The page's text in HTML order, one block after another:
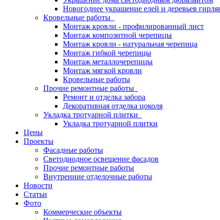
Новогоднее украшение елей и деревьев
Кровельные работы
Монтаж кровли - профилированный лист
Монтаж композитной черепицы
Монтаж кровли - натуральная черепица
Монтаж гибкой черепицы
Монтаж металлочерепицы
Монтаж мягкой кровли
Кровельные работы
Прочие ремонтные работы
Ремонт и отделка забора
Декоративная отделка цоколя
Укладка тротуарной плитки
Укладка тротуарной плитки
Цены
Проекты
Фасадные работы
Светодиодное освещение фасадов
Прочие ремонтные работы
Внутренние отделочные работы
Новости
Статьи
Фото
Коммерческие объекты